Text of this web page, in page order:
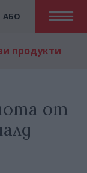
АБО
продукти
от